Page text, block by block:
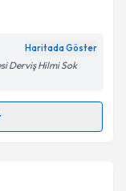
Aydınlatma
belirtilen
Haritada Göster
Derviş Hilmi Sok
takvimi talebi